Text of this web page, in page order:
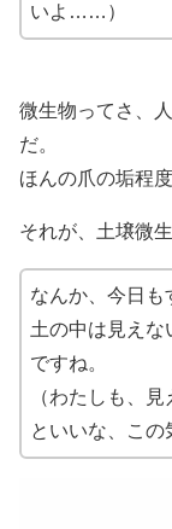
いよ……）
微生物ってさ、
だ。
ほんの爪の垢程
それが、土壌微
なんか、今日も
土の中は見えな
ですね。
（わたしも、
といいな、この